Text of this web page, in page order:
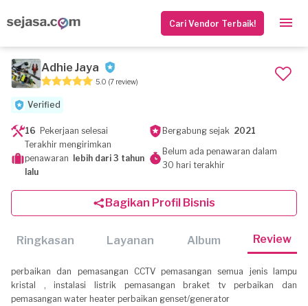
Cari Vendor Terbaik!
Adhie Jaya
5.0 (7 review)
Verified
16 Pekerjaan selesai Bergabung sejak 2021
Terakhir mengirimkan
penawaran
lebih dari 3 tahun
lalu
Belum ada penawaran dalam
30 hari terakhir
Bagikan Profil Bisnis
Ringkasan Layanan Album Review
perbaikan dan pemasangan CCTV pemasangan semua jenis lampu
kristal , instalasi listrik pemasangan braket tv perbaikan dan
pemasangan water heater perbaikan genset/generator